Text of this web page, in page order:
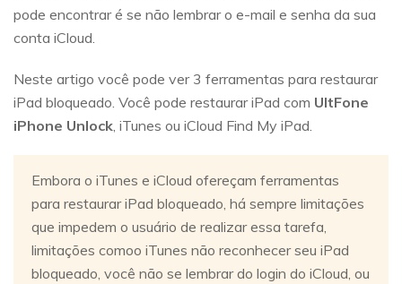
pode encontrar é se não lembrar o e-mail e senha da sua
conta iCloud.
Neste artigo você pode ver 3 ferramentas para restaurar
iPad bloqueado. Você pode restaurar iPad com UltFone
iPhone Unlock, iTunes ou iCloud Find My iPad.
Embora o iTunes e iCloud ofereçam ferramentas
para restaurar iPad bloqueado, há sempre limitações
que impedem o usuário de realizar essa tarefa,
limitações comoo iTunes não reconhecer seu iPad
bloqueado, você não se lembrar do login do iCloud, ou